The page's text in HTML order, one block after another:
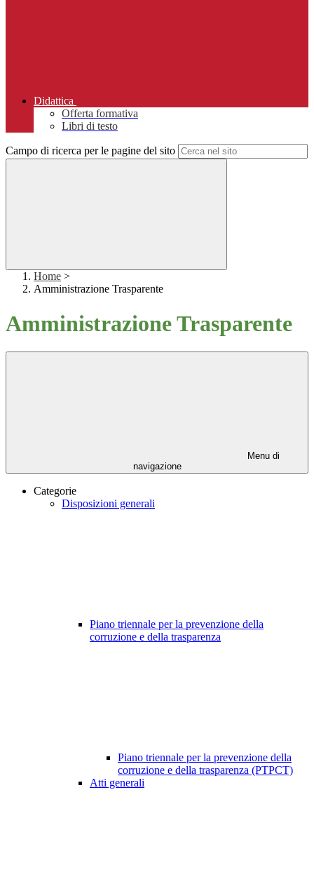
Didattica
Offerta formativa
Libri di testo
Campo di ricerca per le pagine del sito
Home >
Amministrazione Trasparente
Amministrazione Trasparente
Menu di
navigazione
Categorie
Disposizioni generali
Piano triennale per la prevenzione della
corruzione e della trasparenza
Piano triennale per la prevenzione della
corruzione e della trasparenza (PTPCT)
Atti generali